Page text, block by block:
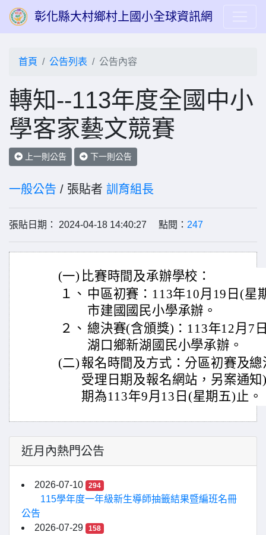
彰化縣大村鄉村上國小全球資訊網
首頁 公告列表 公告內容
轉知--113年度全國中小
學客家藝文競賽
上一則公告 下一則公告
一般公告 / 張貼者 訓育組長
張貼日期： 2024-04-18 14:40:27 點閱： 247
(一) 比賽時間及承辦學校：
１、 中區初賽：113年10月19日(星
市建國國民小學承辦。
２、 總決賽(含頒獎)：113年12月7
湖口鄉新湖國民小學承辦。
(二) 報名時間及方式：分區初賽及
受理日期及報名網站，另案通
期為113年9月13日(星期五)止。
近月內熱門公告
2026-07-10 294
115學年度一年級新生導師抽籤結果暨編班名冊
公告
2026-07-29
158